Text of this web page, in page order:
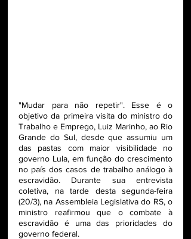
"Mudar para não repetir". Esse é o
objetivo da primeira visita do ministro do
Trabalho e Emprego, Luiz Marinho, ao Rio
Grande do Sul, desde que assumiu um
das pastas com maior visibilidade no
governo Lula, em função do crescimento
no país dos casos de trabalho análogo à
escravidão. Durante sua entrevista
coletiva, na tarde desta segunda-feira
(20/3), na Assembleia Legislativa do RS, o
ministro reafirmou que o combate à
escravidão é uma das prioridades do
governo federal.